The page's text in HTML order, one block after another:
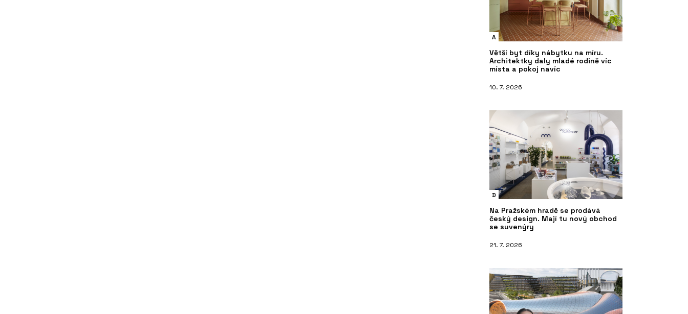
A
Větší byt díky nábytku na míru.
Architektky daly mladé rodině víc
místa a pokoj navíc
10. 7. 2026
D
Na Pražském hradě se prodává
český design. Mají tu nový obchod
se suvenýry
21. 7. 2026